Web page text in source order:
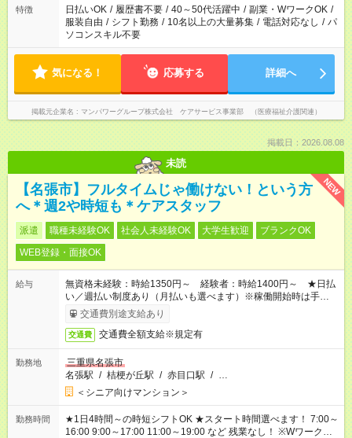
案内が難しい場合があります
特徴 日払いOK / 履歴書不要 / 40～50代活躍中 / 副業・WワークOK /
服装自由 / シフト勤務 / 10名以上の大量募集 / 電話対応なし / パ
ソコンスキル不要
気になる！ 応募する 詳細へ
掲載元企業名 マンパワーグループ株式会社 ケアサービス事業部 （医療福祉介護関連）
掲載日：2026.08.08
未読
NEW
【名張市】フルタイムじゃ働けない！という方
へ＊週2や時短も＊ケアスタッフ
派遣 職種未経験OK 社会人未経験OK 大学生歓迎
ブランクOK
WEB登録・面接OK
給与
無資格未経験：時給1350円～ 経験者：時給1400円～ ★日払
い／週払い制度あり（月払いも選べます）※稼働開始時は手続き
完了次第のお支払いとなります。
交通費別途支給あり
交通費 交通費全額支給※規定有
勤務地
三重県名張市
名張駅 / 桔梗が丘駅 / 赤目口駅 / …
＜シニア向けマンション＞
勤務時間
★1日4時間～の時短シフトOK ★スタート時間選べます！ 7:00～
16:00 9:00～17:00 11:00～19:00 など 残業なし！ ※Wワークの